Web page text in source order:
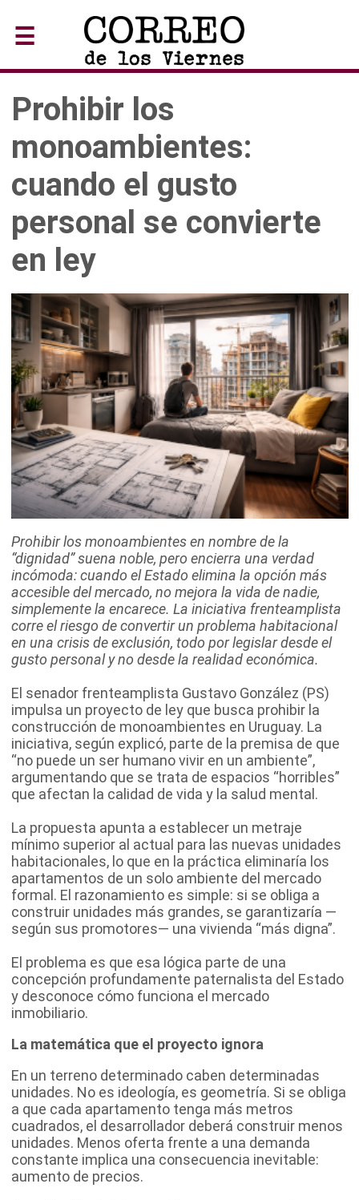
☰
Prohibir los
monoambientes:
cuando el gusto
personal se convierte
en ley
Prohibir los monoambientes en nombre de la
“dignidad” suena noble, pero encierra una verdad
incómoda: cuando el Estado elimina la opción más
accesible del mercado, no mejora la vida de nadie,
simplemente la encarece. La iniciativa frenteamplista
corre el riesgo de convertir un problema habitacional
en una crisis de exclusión, todo por legislar desde el
gusto personal y no desde la realidad económica.
El senador frenteamplista Gustavo González (PS)
impulsa un proyecto de ley que busca prohibir la
construcción de monoambientes en Uruguay. La
iniciativa, según explicó, parte de la premisa de que
“no puede un ser humano vivir en un ambiente”,
argumentando que se trata de espacios “horribles”
que afectan la calidad de vida y la salud mental.
La propuesta apunta a establecer un metraje
mínimo superior al actual para las nuevas unidades
habitacionales, lo que en la práctica eliminaría los
apartamentos de un solo ambiente del mercado
formal. El razonamiento es simple: si se obliga a
construir unidades más grandes, se garantizaría —
según sus promotores— una vivienda “más digna”.
El problema es que esa lógica parte de una
concepción profundamente paternalista del Estado
y desconoce cómo funciona el mercado
inmobiliario.
La matemática que el proyecto ignora
En un terreno determinado caben determinadas
unidades. No es ideología, es geometría. Si se obliga
a que cada apartamento tenga más metros
cuadrados, el desarrollador deberá construir menos
unidades. Menos oferta frente a una demanda
constante implica una consecuencia inevitable:
aumento de precios.